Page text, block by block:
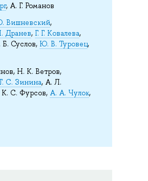
, А. Г. Романов
Вишневский,
Дранев, Г. Г. Ковалева,
Б. Суслов, Ю. В. Туровец,
Н. К. Ветров,
С. Зинина, А. Л.
К. С. Фурсов, А. А. Чулок,